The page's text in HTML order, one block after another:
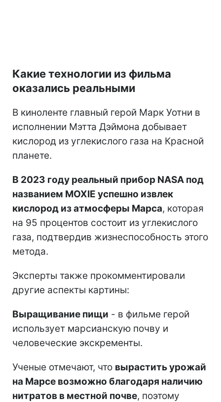
Какие технологии из фильма
оказались реальными
В киноленте главный герой Марк Уотни в
исполнении Мэтта Дэймона добывает
кислород из углекислого газа на Красной
планете.
В 2023 году реальный прибор NASA под
названием MOXIE успешно извлек
кислород из атмосферы Марса, которая
на 95 процентов состоит из углекислого
газа, подтвердив жизнеспособность этого
метода.
Эксперты также прокомментировали
другие аспекты картины:
Выращивание пищи - в фильме герой
использует марсианскую почву и
человеческие экскременты.
Ученые отмечают, что вырастить урожай
на Марсе возможно благодаря наличию
нитратов в местной почве, поэтому